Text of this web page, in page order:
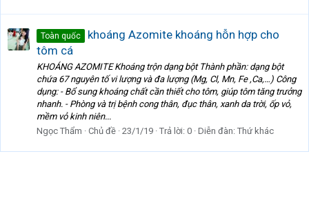
Toàn quốc
khoáng Azomite khoáng hỗn hợp cho
tôm cá
KHOÁNG AZOMITE Khoáng trộn dạng bột Thành phần: dạng bột
chứa 67 nguyên tố vi lượng và đa lượng (Mg, Cl, Mn, Fe ,Ca,…) Công
dụng: - Bổ sung khoáng chất cần thiết cho tôm, giúp tôm tăng trưởng
nhanh. - Phòng và trị bệnh cong thân, đục thân, xanh da trời, ốp vỏ,
mềm vỏ kinh niên...
Ngọc Thẩm
Chủ đề 23/1/19 Trả lời: 0 Diễn đàn: Thứ khác